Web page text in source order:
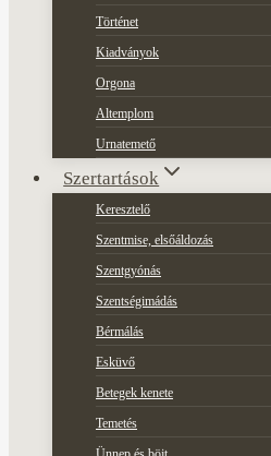
Történet
Kiadványok
Orgona
Altemplom
Urnatemető
Szertartások
Keresztelő
Szentmise, elsőáldozás
Szentgyónás
Szentségimádás
Bérmálás
Esküvő
Betegek kenete
Temetés